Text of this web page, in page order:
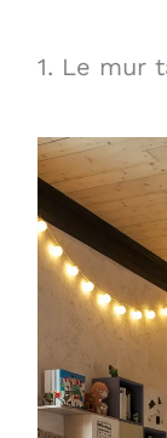
1. Le mur